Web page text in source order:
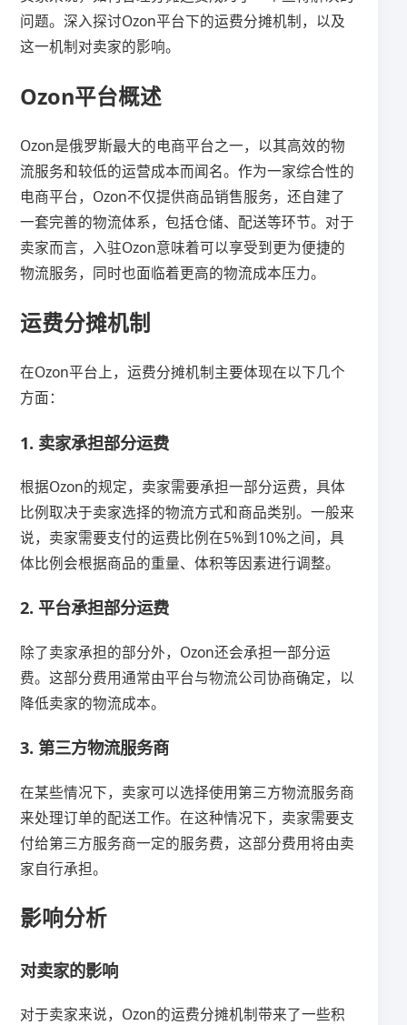
问题。深入探讨Ozon平台下的运费分摊机制，以及
这一机制对卖家的影响。
Ozon平台概述
Ozon是俄罗斯最大的电商平台之一，以其高效的物
流服务和较低的运营成本而闻名。作为一家综合性的
电商平台，Ozon不仅提供商品销售服务，还自建了
一套完善的物流体系，包括仓储、配送等环节。对于
卖家而言，入驻Ozon意味着可以享受到更为便捷的
物流服务，同时也面临着更高的物流成本压力。
运费分摊机制
在Ozon平台上，运费分摊机制主要体现在以下几个
方面：
1. 卖家承担部分运费
根据Ozon的规定，卖家需要承担一部分运费，具体
比例取决于卖家选择的物流方式和商品类别。一般来
说，卖家需要支付的运费比例在5%到10%之间，具
体比例会根据商品的重量、体积等因素进行调整。
2. 平台承担部分运费
除了卖家承担的部分外，Ozon还会承担一部分运
费。这部分费用通常由平台与物流公司协商确定，以
降低卖家的物流成本。
3. 第三方物流服务商
在某些情况下，卖家可以选择使用第三方物流服务商
来处理订单的配送工作。在这种情况下，卖家需要支
付给第三方服务商一定的服务费，这部分费用将由卖
家自行承担。
影响分析
对卖家的影响
对于卖家来说，Ozon的运费分摊机制带来了一些积